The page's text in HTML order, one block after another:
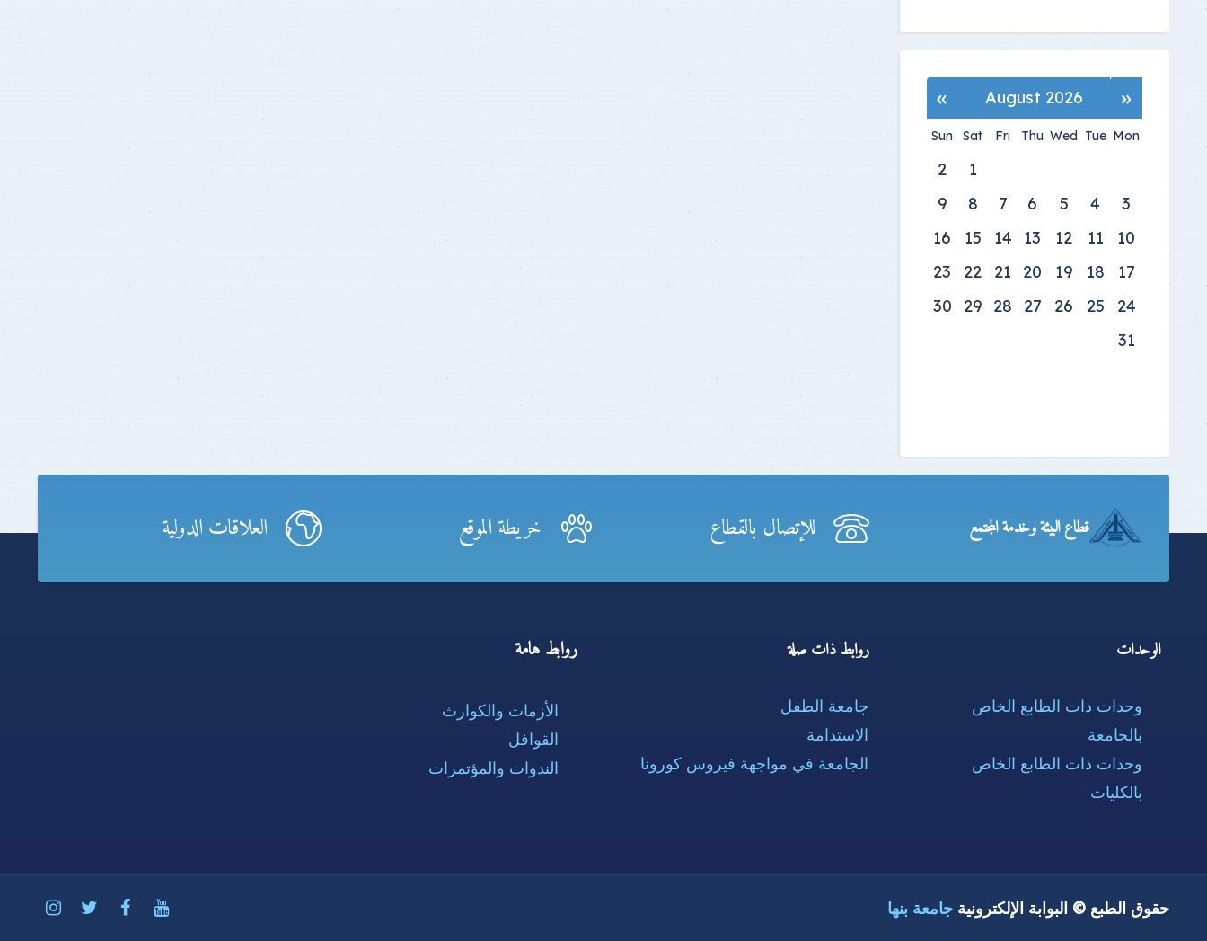
«
August 2026
»
Mon
Tue
Wed
Thu
Fri
Sat
Sun
1
2
3
4
5
6
7
8
9
10
11
12
13
14
15
16
17
18
19
20
21
22
23
24
25
26
27
28
29
30
31
قطاع البيئة وخدمة المجتمع للإتصال بالقطاع خريطة الموقع العلاقات الدولية
الوحدات
وحدات ذات الطابع الخاص
بالجامعة
وحدات ذات الطابع الخاص
بالكليات
روابط ذات صلة
جامعة الطفل
الاستدامة
الجامعة في مواجهة فيروس كورونا
روابط هامة
الأزمات والكوارث
القوافل
الندوات والمؤتمرات
حقوق الطبع © البوابة الإلكترونية جامعة بنها